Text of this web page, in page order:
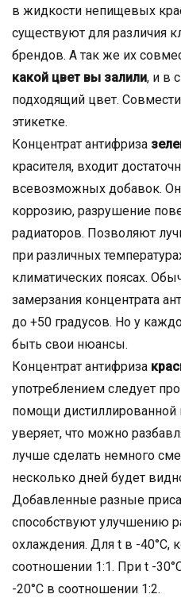
в жидкости непищевых
существуют для различия
брендов. А так же их
какой цвет вы залили, и в
подходящий цвет.
этикетке.
Концентрат антифриза
красителя, входит
всевозможных добавок.
коррозию, разрушение
радиаторов. Позволяют
при различных
климатических поясах.
замерзания концентрата
до +50 градусов. Но у
быть свои нюансы.
Концентрат антифриза
употреблением следует
помощи дистиллированной
уверяет, что можно
лучше сделать немного
несколько дней будет
Добавленные разные
способствуют улучшению
охлаждения. Для t в -40°С,
соотношении 1:1. При t -
-20°С в соотношении 1:2.